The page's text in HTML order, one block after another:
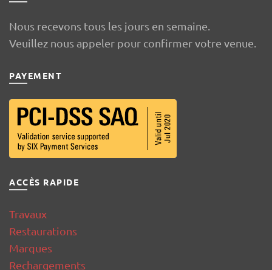
Nous recevons tous les jours en semaine.
Veuillez nous appeler pour confirmer votre venue.
PAYEMENT
ACCÈS RAPIDE
Travaux
Restaurations
Marques
Rechargements